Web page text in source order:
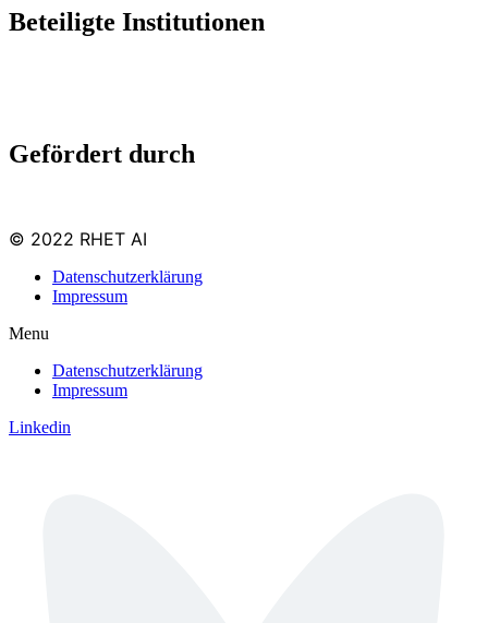
Beteiligte Institutionen
Gefördert durch
© 2022 RHET AI
Datenschutzerklärung
Impressum
Menu
Datenschutzerklärung
Impressum
Linkedin